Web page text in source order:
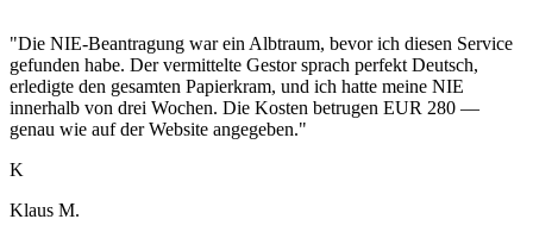
"Die NIE-Beantragung war ein Albtraum, bevor ich diesen Service
gefunden habe. Der vermittelte Gestor sprach perfekt Deutsch,
erledigte den gesamten Papierkram, und ich hatte meine NIE
innerhalb von drei Wochen. Die Kosten betrugen EUR 280 —
genau wie auf der Website angegeben."
K
Klaus M.